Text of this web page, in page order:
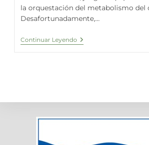
la orquestación del metabolismo del
Desafortunadamente,...
Continuar Leyendo La
Espirulina
Regulación
La